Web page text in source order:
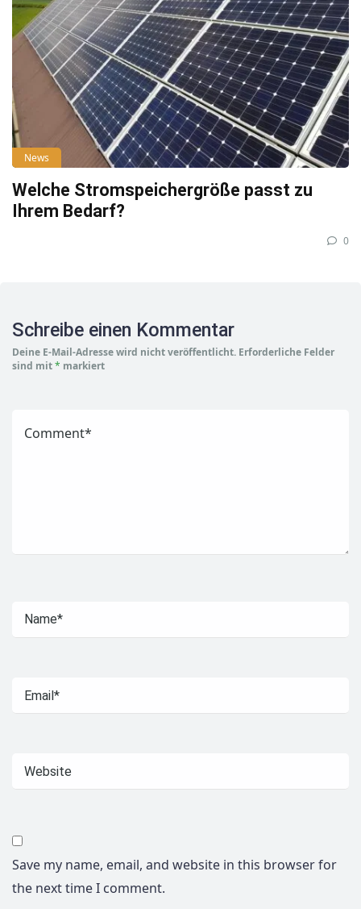
News
Welche Stromspeichergröße passt zu
Ihrem Bedarf?
0
Schreibe einen Kommentar
Deine E-Mail-Adresse wird nicht veröffentlicht. Erforderliche Felder
sind mit* markiert
Save my name, email, and website in this browser for
the next time I comment.